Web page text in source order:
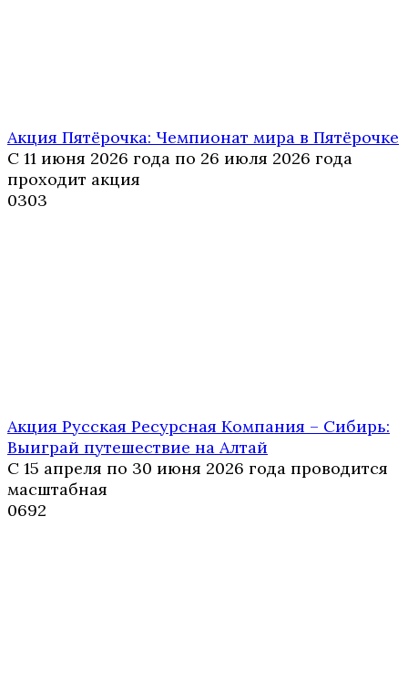
Акция Пятёрочка: Чемпионат мира в Пятёрочке
С 11 июня 2026 года по 26 июля 2026 года
проходит акция
0303
Акция Русская Ресурсная Компания – Сибирь:
Выиграй путешествие на Алтай
С 15 апреля по 30 июня 2026 года проводится
масштабная
0692